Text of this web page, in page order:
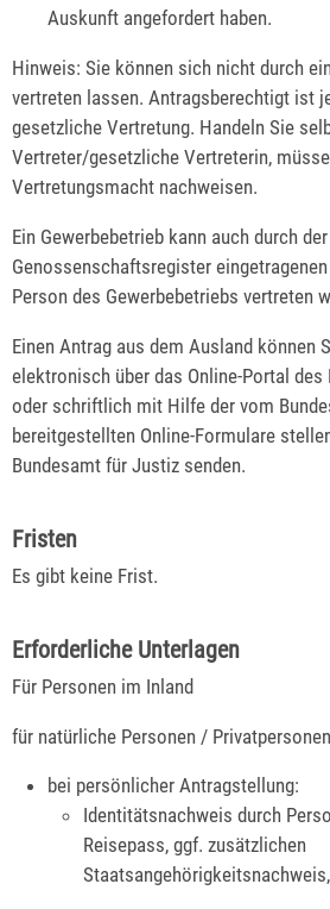
Auskunft angefordert haben.
Hinweis: Sie können sich nicht durch
vertreten lassen. Antragsberechtigt ist
gesetzliche Vertretung. Handeln Sie
Vertreter/gesetzliche Vertreterin,
Vertretungsmacht nachweisen.
Ein Gewerbebetrieb kann auch durch
Genossenschaftsregister
Person des Gewerbebetriebs vertreten
Einen Antrag aus dem Ausland können
elektronisch über das Online-Portal
oder schriftlich mit Hilfe der vom
bereitgestellten Online-Formulare
Bundesamt für Justiz senden.
Fristen
Es gibt keine Frist.
Erforderliche Unterlagen
Für Personen im Inland
für natürliche Personen /
bei persönlicher Antragstellung:
Identitätsnachweis durch
Reisepass, ggf. zusätzlichen
Staatsangehörigkeitsnachweis,